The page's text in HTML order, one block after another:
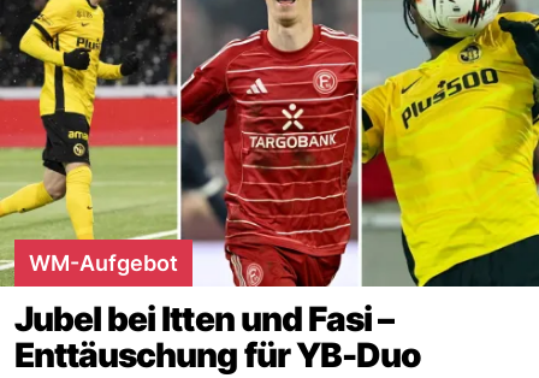
WM-Aufgebot
Jubel bei Itten und Fasi –
Enttäuschung für YB-Duo